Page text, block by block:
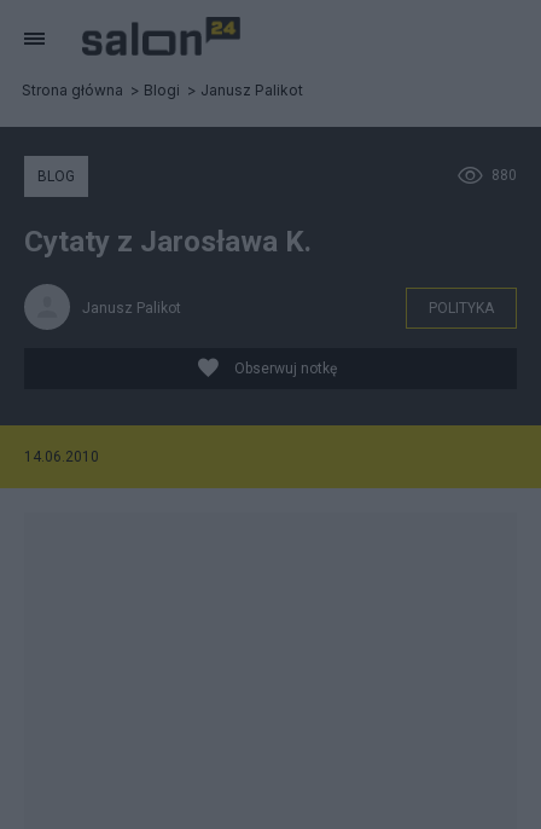
Strona główna Blogi Janusz Palikot
880
BLOG
Cytaty z Jarosława K.
Janusz Palikot POLITYKA
Obserwuj notkę
14.06.2010